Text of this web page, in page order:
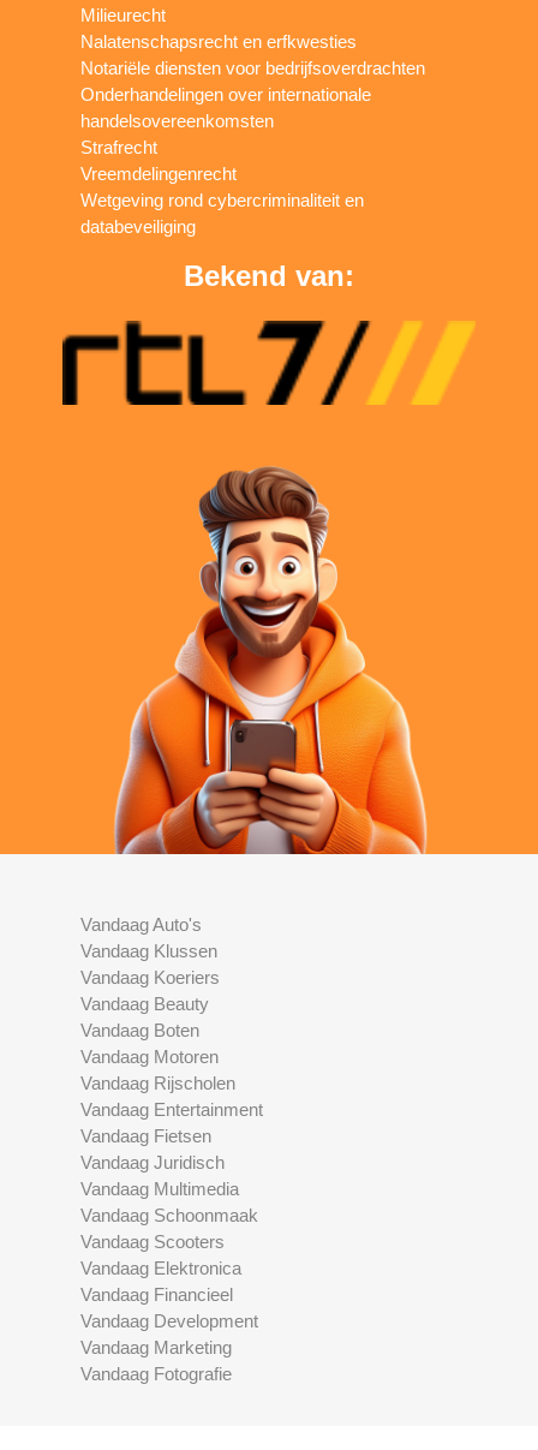
Milieurecht
Nalatenschapsrecht en erfkwesties
Notariële diensten voor bedrijfsoverdrachten
Onderhandelingen over internationale
handelsovereenkomsten
Strafrecht
Vreemdelingenrecht
Wetgeving rond cybercriminaliteit en
databeveiliging
Bekend van:
Vandaag Auto's
Vandaag Klussen
Vandaag Koeriers
Vandaag Beauty
Vandaag Boten
Vandaag Motoren
Vandaag Rijscholen
Vandaag Entertainment
Vandaag Fietsen
Vandaag Juridisch
Vandaag Multimedia
Vandaag Schoonmaak
Vandaag Scooters
Vandaag Elektronica
Vandaag Financieel
Vandaag Development
Vandaag Marketing
Vandaag Fotografie